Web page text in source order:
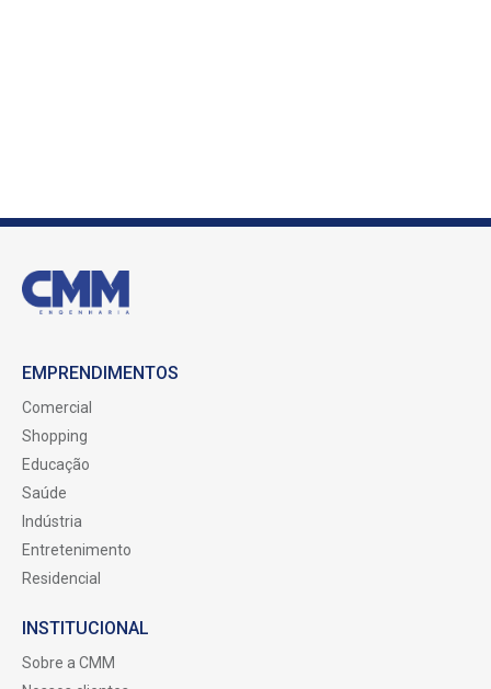
EMPRENDIMENTOS
Comercial
Shopping
Educação
Saúde
Indústria
Entretenimento
Residencial
INSTITUCIONAL
Sobre a CMM